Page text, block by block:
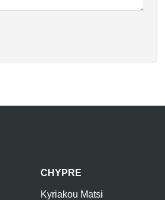
CHYPRE
Kyriakou Matsi